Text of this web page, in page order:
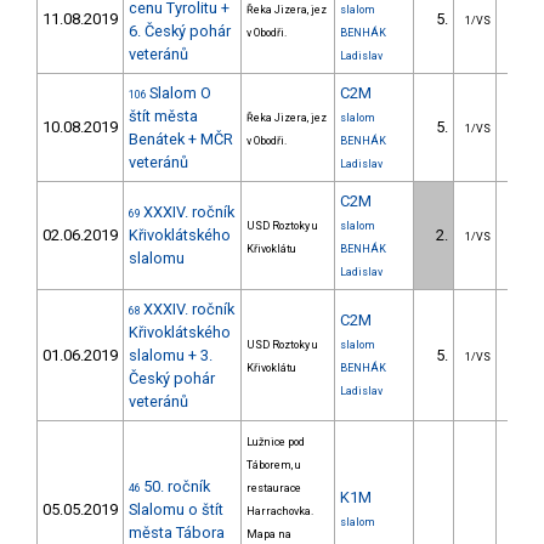
11.08.2019
cenu Tyrolitu +
6. Český pohár
veteránů
Řeka Jizera, jez
v Obodři.
slalom
BENHÁK
Ladislav
5. 1/VS
10.08.2019
106 Slalom O
štít města
Benátek + MČR
veteránů
Řeka Jizera, jez
v Obodři.
C2M
slalom
BENHÁK
Ladislav
5. 1/VS
02.06.2019
69 XXXIV. ročník
Křivoklátského
slalomu
USD Roztoky u
Křivoklátu
C2M
slalom
BENHÁK
Ladislav
2. 1/VS
01.06.2019
68 XXXIV. ročník
Křivoklátského
slalomu + 3.
Český pohár
veteránů
USD Roztoky u
Křivoklátu
C2M
slalom
BENHÁK
Ladislav
5. 1/VS
05.05.2019
46 50. ročník
Slalomu o štít
města Tábora
Lužnice pod
Táborem, u
restaurace
Harrachovka.
Mapa na
K1M
slalom